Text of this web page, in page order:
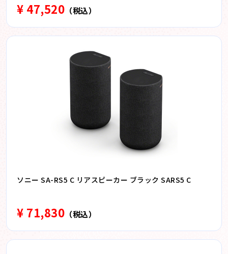
¥ 47,520 （税込）
ソニー SA-RS5 C リアスピーカー ブラック SARS5 C
¥ 71,830 （税込）